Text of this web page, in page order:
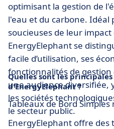
optimisant la gestion de
l'eau et du carbone. Idéal
soucieuses de leur
EnergyElephant se
facile d’utilisation, ses
fonctionnalités de gestion
une audience diversifiée,
les sociétés
le secteur public.
Quelles sont les
d'EnergyElephant ?
Tableaux de Bord Simples
EnergyElephant offre